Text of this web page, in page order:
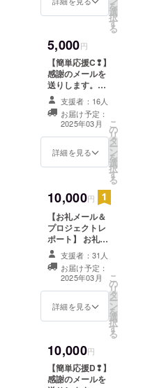
A❢】【簡単応援
C❢】【簡単応援
D❢】【簡単応援
E❢】【簡単応援
F❢】と同じにな
ります。
を
選
択
す
る
5,000円
【簡単応援C❢】
感謝のメールを
送りします。
メールアドレス
を、お間違いな
いよう入力お願
いします。 ※こ
のリターン内容
は【簡単応援
A❢】【簡単応援
B❢】【簡単応援
D❢】【簡単応援
E❢】【簡単応援
F❢】と同じにな
ります。
支援者：16人
お届け予定：
2025年03月
詳細を見る
こ
の
リ
タ
ー
ン
を
選
択
す
る
10,000円
【お礼メール＆
プロジェクトレ
ポート】 お礼の
メールをお送り
します。そし
て、本プロジェ
クトのレポート
も送らせていた
だきます。(デー
次第なので遅く
なるかもしれま
せん。
支援者：31人
お届け予定：
2025年03月
詳細を見る
こ
の
リ
タ
ー
ン
を
選
択
す
る
10,000円
【簡単応援D❢】
感謝のメールを